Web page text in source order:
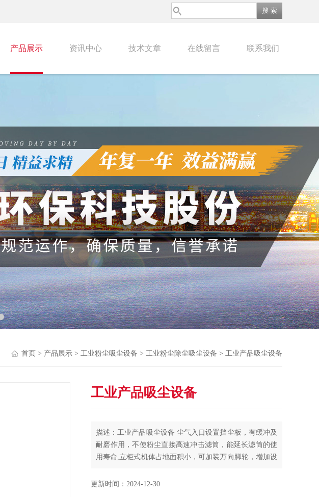
产品展示 资讯中心 技术文章 在线留言 联系我们
首页 > 产品展示 > 工业粉尘吸尘设备 > 工业粉尘除尘吸尘设备 > 工业产品吸尘设备
工业产品吸尘设备
描述：工业产品吸尘设备 尘气入口设置挡尘板，有缓冲及
耐磨作用，不使粉尘直接高速冲击滤筒，能延长滤筒的使
用寿命,立柜式机体占地面积小，可加装万向脚轮，增加设
突出和高效的过滤性能
更新时间：2024-12-30